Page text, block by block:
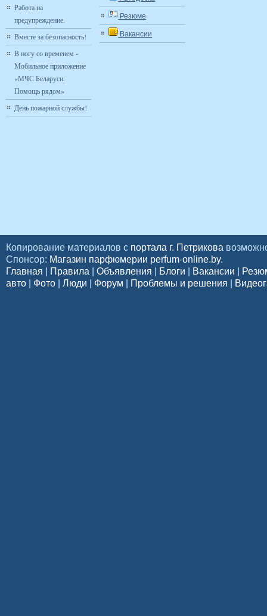
Работа на
предупреждение.
Вместе за безопасность!
В ногу со временем -
Мобильное приложение
«МЧС Беларуси:
Помощь рядом»
День пожарной службы!
Резюме
Вакансии
Копирование материалов с портала г. Петрикова
Спонсор: Магазин парфюмерии perfum-online.by.
Главная | Правила | Объявления | Блоги | Вакансии |
авто | Фото | Люди | Форум | Проблемы и решения |